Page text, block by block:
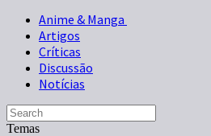
Anime & Manga
Artigos
Críticas
Discussão
Notícias
Temas